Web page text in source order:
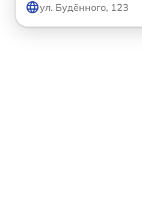
ул. Будённого, 123